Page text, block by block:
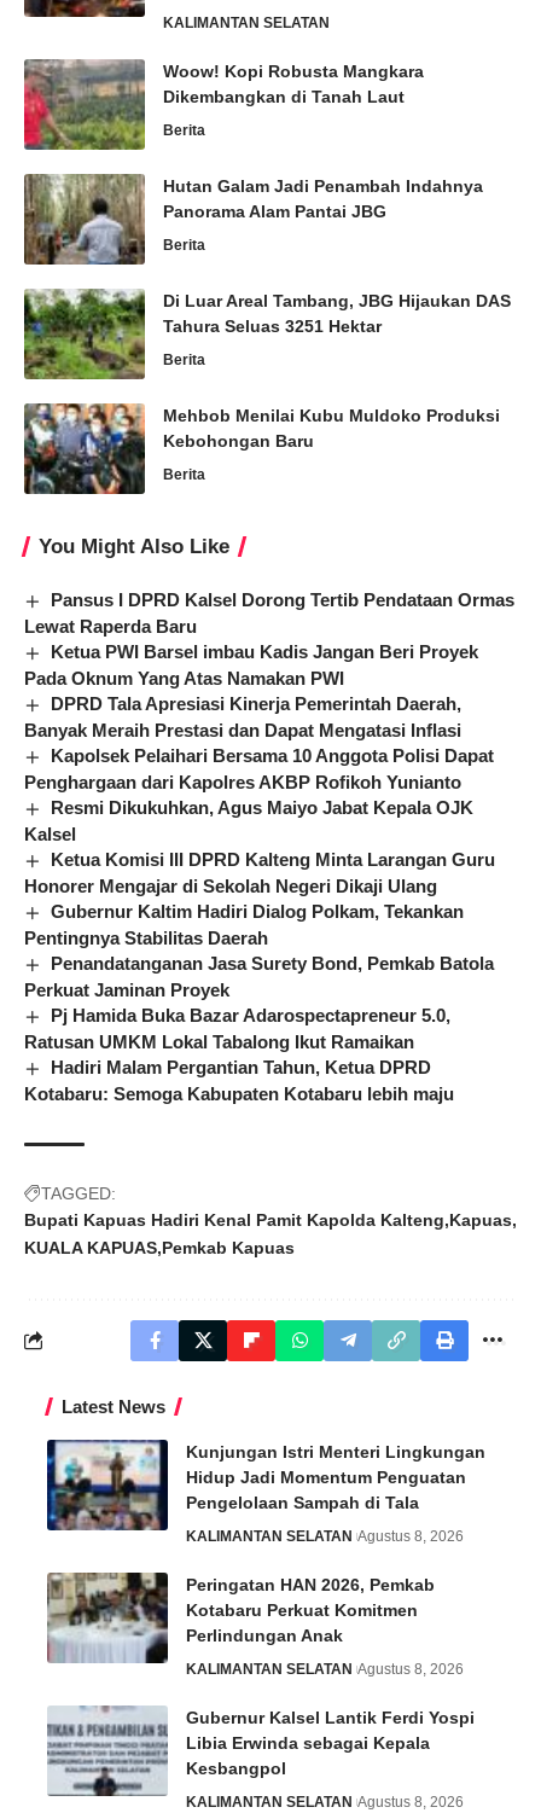
KALIMANTAN SELATAN
Woow! Kopi Robusta Mangkara
Dikembangkan di Tanah Laut
Berita
Hutan Galam Jadi Penambah Indahnya
Panorama Alam Pantai JBG
Berita
Di Luar Areal Tambang, JBG Hijaukan DAS
Tahura Seluas 3251 Hektar
Berita
Mehbob Menilai Kubu Muldoko Produksi
Kebohongan Baru
Berita
You Might Also Like
Pansus I DPRD Kalsel Dorong Tertib Pendataan Ormas
Lewat Raperda Baru
Ketua PWI Barsel imbau Kadis Jangan Beri Proyek
Pada Oknum Yang Atas Namakan PWI
DPRD Tala Apresiasi Kinerja Pemerintah Daerah,
Banyak Meraih Prestasi dan Dapat Mengatasi Inflasi
Kapolsek Pelaihari Bersama 10 Anggota Polisi Dapat
Penghargaan dari Kapolres AKBP Rofikoh Yunianto
Resmi Dikukuhkan, Agus Maiyo Jabat Kepala OJK
Kalsel
Ketua Komisi III DPRD Kalteng Minta Larangan Guru
Honorer Mengajar di Sekolah Negeri Dikaji Ulang
Gubernur Kaltim Hadiri Dialog Polkam, Tekankan
Pentingnya Stabilitas Daerah
Penandatanganan Jasa Surety Bond, Pemkab Batola
Perkuat Jaminan Proyek
Pj Hamida Buka Bazar Adarospectapreneur 5.0,
Ratusan UMKM Lokal Tabalong Ikut Ramaikan
Hadiri Malam Pergantian Tahun, Ketua DPRD
Kotabaru: Semoga Kabupaten Kotabaru lebih maju
TAGGED:
Bupati Kapuas Hadiri Kenal Pamit Kapolda Kalteng Kapuas
KUALA KAPUAS Pemkab Kapuas
Latest News
Kunjungan Istri Menteri Lingkungan
Hidup Jadi Momentum Penguatan
Pengelolaan Sampah di Tala
KALIMANTAN SELATAN Agustus 8, 2026
Peringatan HAN 2026, Pemkab
Kotabaru Perkuat Komitmen
Perlindungan Anak
KALIMANTAN SELATAN Agustus 8, 2026
Gubernur Kalsel Lantik Ferdi Yospi
Libia Erwinda sebagai Kepala
Kesbangpol
KALIMANTAN SELATAN Agustus 8, 2026